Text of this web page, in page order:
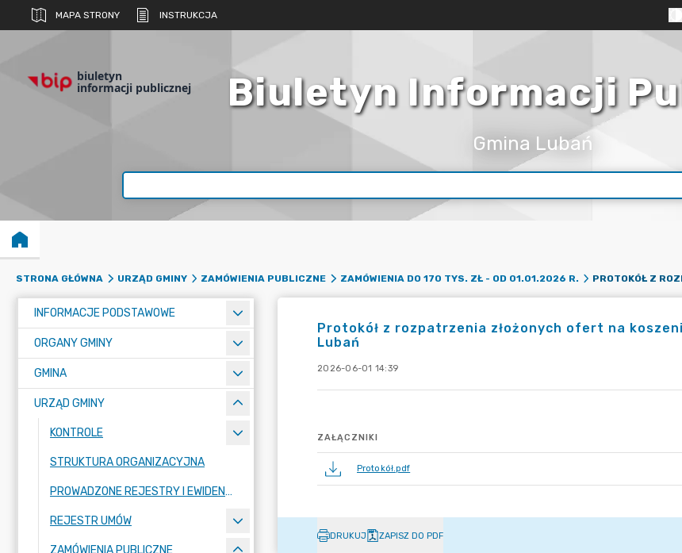
MAPA STRONY INSTRUKCJA
biuletyn
informacji publicznej Biuletyn Informacji
Gmina Lubań
STRONA GŁÓWNA URZĄD GMINY ZAMÓWIENIA PUBLICZNE ZAMÓWIENIA DO 170 TYS. ZŁ - OD 01.01.2026 R.
INFORMACJE PODSTAWOWE
ORGANY GMINY
GMINA
URZĄD GMINY
KONTROLE
STRUKTURA ORGANIZACYJNA
PROWADZONE REJESTRY I EWIDENCJE
REJESTR UMÓW
ZAMÓWIENIA PUBLICZNE
Protokół z rozpatrzenia złożonych ofert na
Lubań
2026-06-01 14:39
ZAŁĄCZNIKI
Protokół.pdf
DRUKUJ ZAPISZ DO PDF